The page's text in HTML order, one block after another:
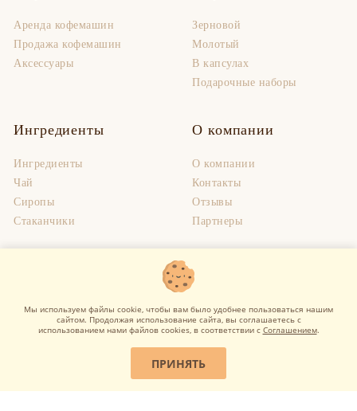
ФИЛЬТРЫ
Аренда кофемашин
Продaжа кофемашин
Аксессуары
Зерновой
Молотый
В капсулах
Подарочные наборы
Ингредиенты
Ингредиенты
Чай
Сиропы
Стаканчики
О компании
О компании
Контакты
Отзывы
Партнеры
Полезная информация
Данный сайт носит информационный характер и не является
публичной офертой.
Мы используем файлы cookie, чтобы вам было удобнее пользоваться нашим
сайтом. Продолжая использование сайта, вы соглашаетесь c
использованием нами файлов cookies, в соответствии с Соглашением.
ПРИНЯТЬ